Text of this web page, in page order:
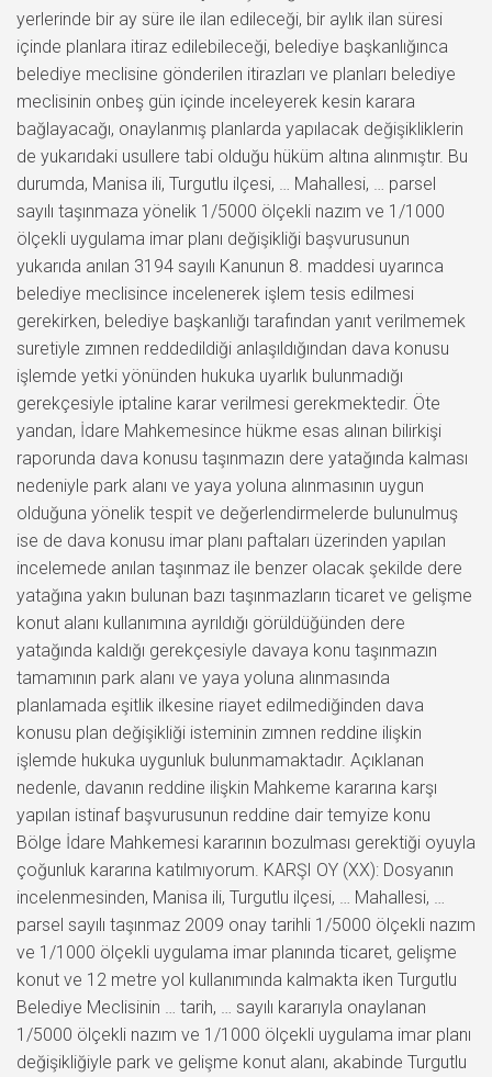
yerlerinde bir ay süre ile ilan edileceği, bir aylık ilan süresi
içinde planlara itiraz edilebileceği, belediye başkanlığınca
belediye meclisine gönderilen itirazları ve planları belediye
meclisinin onbeş gün içinde inceleyerek kesin karara
bağlayacağı, onaylanmış planlarda yapılacak değişikliklerin
de yukarıdaki usullere tabi olduğu hüküm altına alınmıştır. Bu
durumda, Manisa ili, Turgutlu ilçesi, … Mahallesi, … parsel
sayılı taşınmaza yönelik 1/5000 ölçekli nazım ve 1/1000
ölçekli uygulama imar planı değişikliği başvurusunun
yukarıda anılan 3194 sayılı Kanunun 8. maddesi uyarınca
belediye meclisince incelenerek işlem tesis edilmesi
gerekirken, belediye başkanlığı tarafından yanıt verilmemek
suretiyle zımnen reddedildiği anlaşıldığından dava konusu
işlemde yetki yönünden hukuka uyarlık bulunmadığı
gerekçesiyle iptaline karar verilmesi gerekmektedir. Öte
yandan, İdare Mahkemesince hükme esas alınan bilirkişi
raporunda dava konusu taşınmazın dere yatağında kalması
nedeniyle park alanı ve yaya yoluna alınmasının uygun
olduğuna yönelik tespit ve değerlendirmelerde bulunulmuş
ise de dava konusu imar planı paftaları üzerinden yapılan
incelemede anılan taşınmaz ile benzer olacak şekilde dere
yatağına yakın bulunan bazı taşınmazların ticaret ve gelişme
konut alanı kullanımına ayrıldığı görüldüğünden dere
yatağında kaldığı gerekçesiyle davaya konu taşınmazın
tamamının park alanı ve yaya yoluna alınmasında
planlamada eşitlik ilkesine riayet edilmediğinden dava
konusu plan değişikliği isteminin zımnen reddine ilişkin
işlemde hukuka uygunluk bulunmamaktadır. Açıklanan
nedenle, davanın reddine ilişkin Mahkeme kararına karşı
yapılan istinaf başvurusunun reddine dair temyize konu
Bölge İdare Mahkemesi kararının bozulması gerektiği oyuyla
çoğunluk kararına katılmıyorum. KARŞI OY (XX): Dosyanın
incelenmesinden, Manisa ili, Turgutlu ilçesi, … Mahallesi, …
parsel sayılı taşınmaz 2009 onay tarihli 1/5000 ölçekli nazım
ve 1/1000 ölçekli uygulama imar planında ticaret, gelişme
konut ve 12 metre yol kullanımında kalmakta iken Turgutlu
Belediye Meclisinin … tarih, … sayılı kararıyla onaylanan
1/5000 ölçekli nazım ve 1/1000 ölçekli uygulama imar planı
değişikliğiyle park ve gelişme konut alanı, akabinde Turgutlu